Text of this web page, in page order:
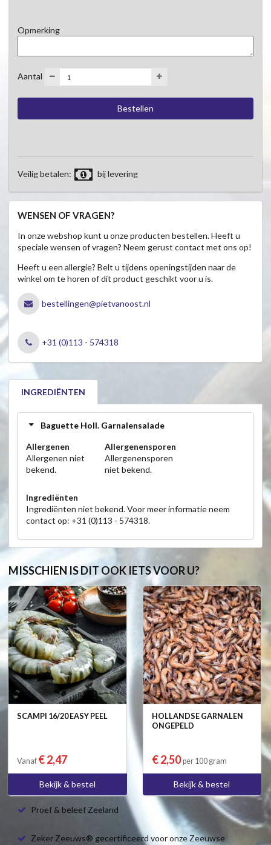
Opmerking
Aantal
Veilig betalen: bij levering
WENSEN OF VRAGEN?
In onze webshop kunt u onze producten bestellen. Heeft u
speciale wensen of vragen? Neem gerust contact met ons op!
Heeft u een allergie? Belt u tijdens openingstijden naar de
winkel om te horen of dit product geschikt voor u is.
bestellingen@pietvanoost.nl
+31 (0)113 - 574318
INGREDIËNTEN
Baguette Holl. Garnalensalade
Allergenen
Allergenen niet
bekend.
Allergenensporen
Allergenensporen
niet bekend.
Ingrediënten
Ingrediënten niet bekend. Voor meer informatie neem
contact op: +31 (0)113 - 574318.
MISSCHIEN IS DIT OOK IETS VOOR U?
SCAMPI 16/20 EASY PEEL
Vanaf € 2,47
Bekijk & bestel
HOLLANDSE GARNALEN
ONGEPELD
€ 2,50per 100 gram
Bekijk & bestel
Proef & beleef Zeeland
Zeker Zeeuws® gecertificeerd voor onze Zeeuwse